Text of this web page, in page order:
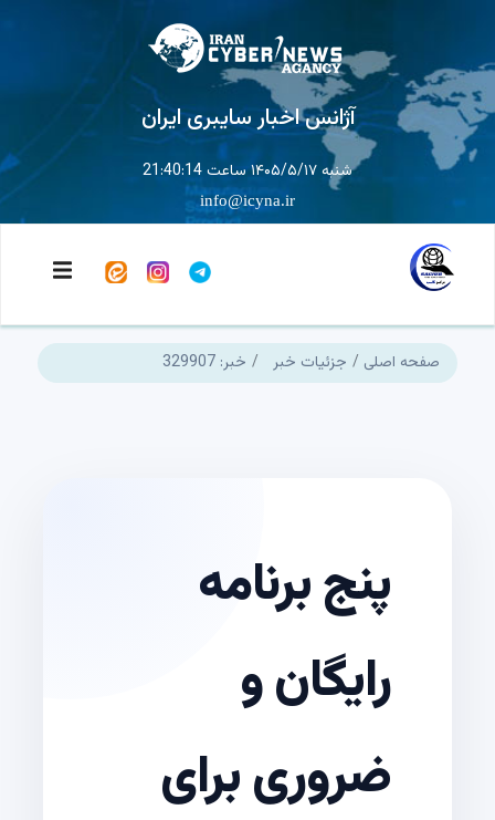
آژانس اخبار سایبری ایران
شنبه ۱۴۰۵/۵/۱۷ ساعت 21:40:14
info@icyna.ir
صفحه اصلی جزئیات خبر خبر: 329907
پنج برنامه
رایگان و
ضروری برای